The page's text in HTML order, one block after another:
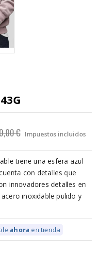
€ Impuestos incluidos
tiene una esfera azul
con detalles que
innovadores detalles en
inoxidable pulido y
ahora en tienda